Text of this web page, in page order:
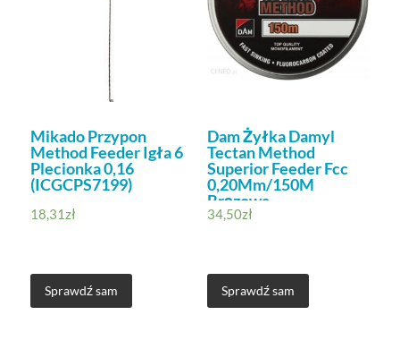
Mikado Przypon
Method Feeder Igła 6
Plecionka 0,16
(ICGCPS7199)
18,31zł
Sprawdź sam
Dam Żyłka Damyl
Tectan Method
Superior Feeder Fcc
0,20Mm/150M
Brązowa
34,50zł
Sprawdź sam